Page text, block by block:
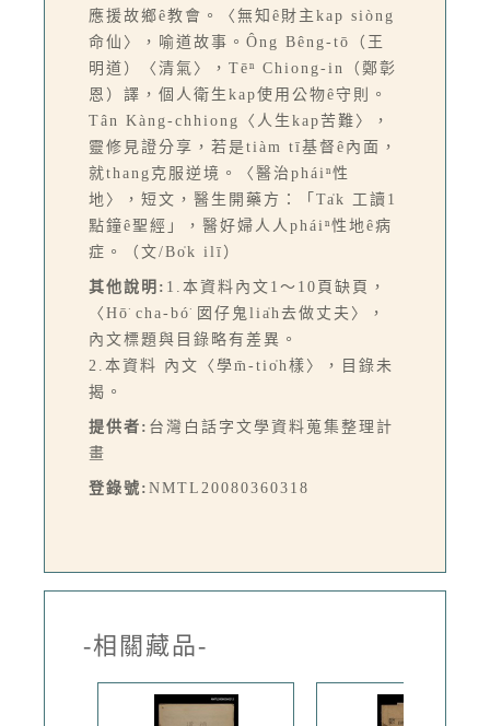
應援故鄉ê教會。〈無知ê財主kap siòng
命仙〉，喻道故事。Ông Bêng-tō（王
明道）〈清氣〉，Tēⁿ Chiong-in（鄭彰
恩）譯，個人衛生kap使用公物ê守則。
Tân Kàng-chhiong〈人生kap苦難〉，
靈修見證分享，若是tiàm tī基督ê內面，
就thang克服逆境。〈醫治pháiⁿ性
地〉，短文，醫生開藥方：「Ta̍k 工讀1
點鐘ê聖經」，醫好婦人人pháiⁿ性地ê病
症。（文/Bo̍k ilī）
其他說明: 1.本資料內文1～10頁缺頁，
〈Hō͘ cha-bó͘ 囡仔鬼lia̍h去做丈夫〉，
內文標題與目錄略有差異。
2.本資料 內文〈學m̄-tio̍h樣〉，目錄未
揭。
提供者: 台灣白話字文學資料蒐集整理計
畫
登錄號: NMTL20080360318
-相關藏品-